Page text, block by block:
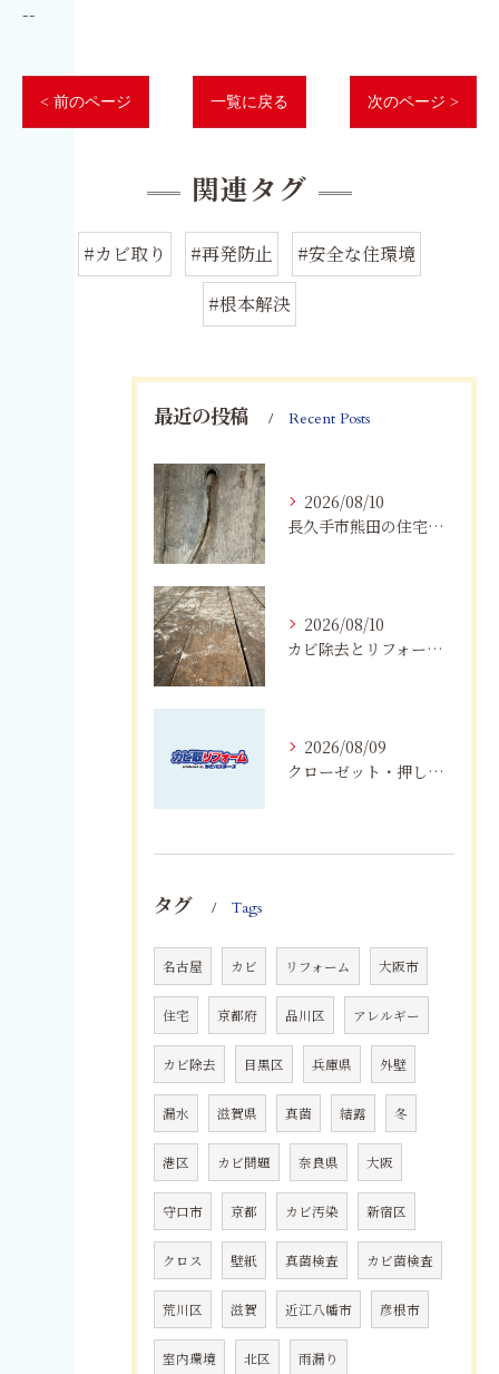
--
< 前のページ 一覧に戻る 次のページ >
関連タグ
#カビ取り #再発防止
#安全な住環境
#根本解決
最近の投稿 Recent Posts
2026/08/10
長久手市熊田の住宅にカビが発生するのはなぜ？湿気・結露対策と業者選び
2026/08/10
カビ除去とリフォームを一括施工！費用削減と確実な根治
2026/08/09
クローゼット・押し入れのカビ対策｜愛知・岐阜・三重・静岡で大切な衣類を守る方法
タグ Tags
名古屋 カビ リフォーム 大阪市
住宅 京都府 品川区 アレルギー
カビ除去 目黒区 兵庫県 外壁
漏水 滋賀県 真菌 結露 冬
港区 カビ問題 奈良県 大阪
守口市 京都 カビ汚染 新宿区
クロス 壁紙 真菌検査 カビ菌検査
荒川区 滋賀 近江八幡市 彦根市
室内環境 北区 雨漏り